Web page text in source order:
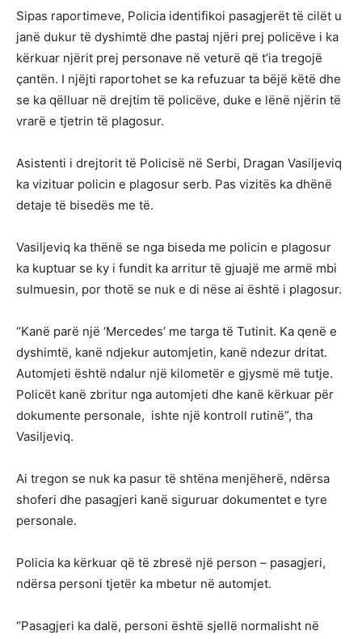
Sipas raportimeve, Policia identifikoi pasagjerët të cilët u
janë dukur të dyshimtë dhe pastaj njëri prej policëve i ka
kërkuar njërit prej personave në veturë që t’ia tregojë
çantën. I njëjti raportohet se ka refuzuar ta bëjë këtë dhe
se ka qëlluar në drejtim të policëve, duke e lënë njërin të
vrarë e tjetrin të plagosur.
Asistenti i drejtorit të Policisë në Serbi, Dragan Vasiljeviq
ka vizituar policin e plagosur serb. Pas vizitës ka dhënë
detaje të bisedës me të.
Vasiljeviq ka thënë se nga biseda me policin e plagosur
ka kuptuar se ky i fundit ka arritur të gjuajë me armë mbi
sulmuesin, por thotë se nuk e di nëse ai është i plagosur.
“Kanë parë një ‘Mercedes’ me targa të Tutinit. Ka qenë e
dyshimtë, kanë ndjekur automjetin, kanë ndezur dritat.
Automjeti është ndalur një kilometër e gjysmë më tutje.
Policët kanë zbritur nga automjeti dhe kanë kërkuar për
dokumente personale, ishte një kontroll rutinë”, tha
Vasiljeviq.
Ai tregon se nuk ka pasur të shtëna menjëherë, ndërsa
shoferi dhe pasagjeri kanë siguruar dokumentet e tyre
personale.
Policia ka kërkuar që të zbresë një person – pasagjeri,
ndërsa personi tjetër ka mbetur në automjet.
“Pasagjeri ka dalë, personi është sjellë normalisht në